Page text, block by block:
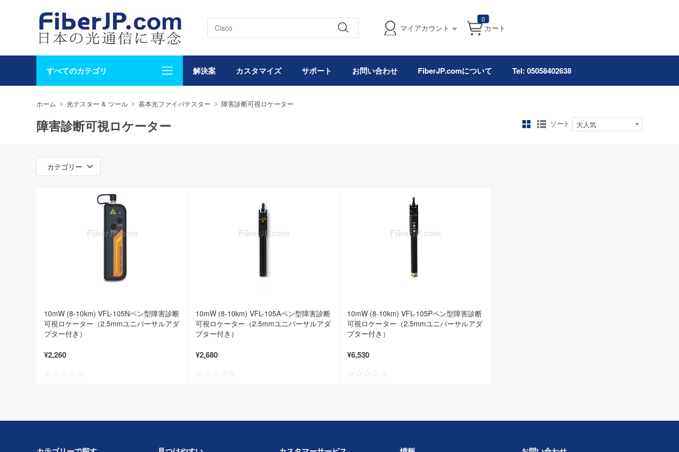
マイアカウント
0
カート
すべてのカテゴリ 解決案 カスタマイズ サポート お問い合わせ FiberJP.comについて Tel: 05058402638
ホーム 光テスター & ツール 基本光ファイバテスター 障害診断可視ロケーター
障害診断可視ロケーター ソート 大人気
カテゴリー
10mW (8-10km) VFL-105Nペン型障害診断
可視ロケーター（2.5mmユニバーサルアダ
プター付き）
¥2,260
10mW (8-10km) VFL-105Aペン型障害診断
可視ロケーター（2.5mmユニバーサルアダ
プター付き）
¥2,680
10mW (8-10km) VFL-105Pペン型障害診断
可視ロケーター（2.5mmユニバーサルアダ
プター付き）
¥6,530